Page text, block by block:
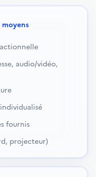
audio/vidéo,
fournis
projecteur)